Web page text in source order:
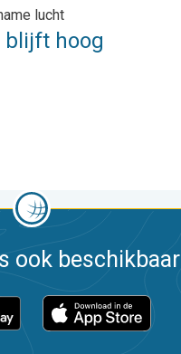
lucht
hoog
ook